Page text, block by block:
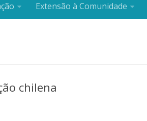
Extensão à Comunidade
chilena